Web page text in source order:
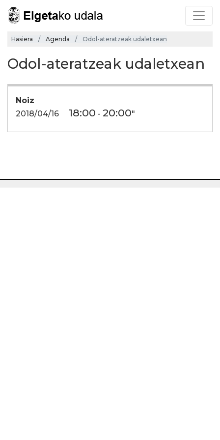
Hasiera Agenda Odol-ateratzeak udaletxean
Odol-ateratzeak udaletxean
Noiz
2018/04/16
18:00 - 20:00"